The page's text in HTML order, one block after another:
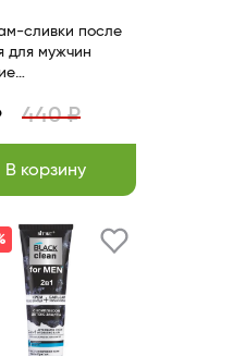
сливки после
для мужчин
440 ₽
В корзину